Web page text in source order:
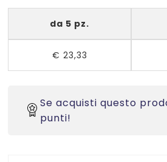
Etichette
verde
fluorescente
con
angoli
-
Laser/Inkjet/Copiatrici
da 5 pz.
€ 23,33
Se acquisti questo
punti!